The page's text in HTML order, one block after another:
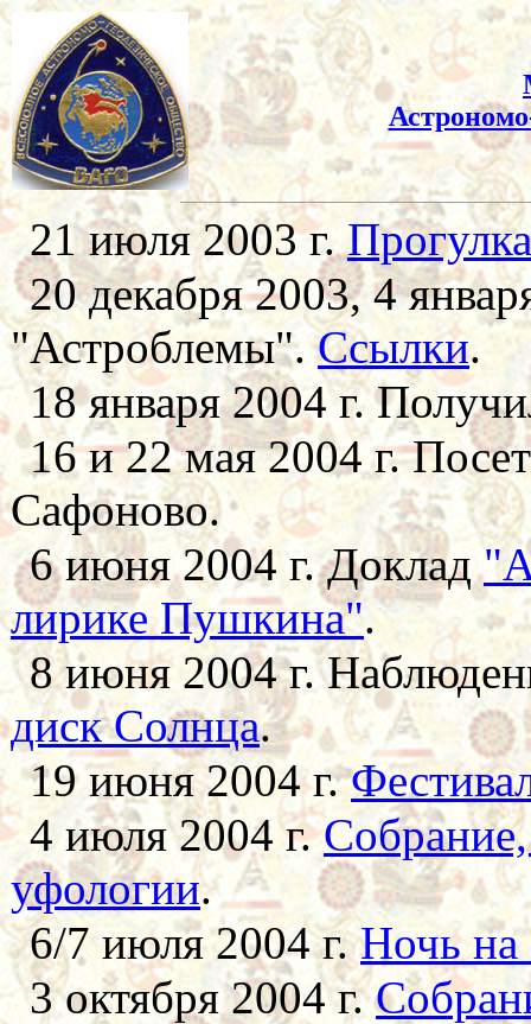
21 июля 2003 г.
20 декабря 2003, 4
"Астроблемы".Ссылки.
18 января 2004 г.
16 и 22 мая 2004 г.
Сафоново.
6 июня 2004 г. Доклад
лирике Пушкина".
8 июня 2004 г.
диск Солнца.
19 июня 2004 г.
4 июля 2004 г.
уфологии.
6/7 июля 2004 г.Ночь на
3 октября 2004 г.